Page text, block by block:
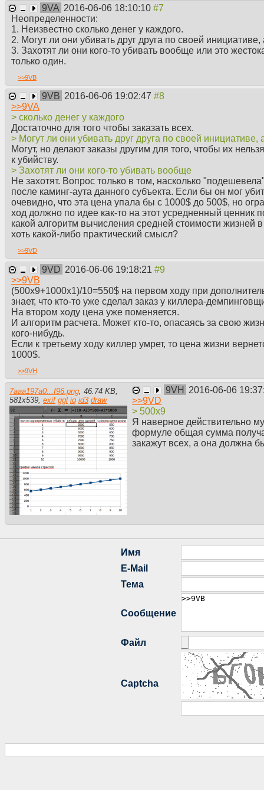
9VA 2016-06-06 18:10:10
Неопределенности:
1. Неизвестно сколько денег у каждого.
2. Могут ли они убивать друг друга по своей инициативе,
3. Захотят ли они кого-то убивать вообще или это
только один.
>>9VB
9VB 2016-06-06 19:02:47
>>9VA
> сколько денег у каждого
Достаточно для того чтобы заказать всех.
> Могут ли они убивать друг друга по своей инициативе,
Могут, но делают заказы другим для того, чтобы их
к убийству.
> Захотят ли они кого-то убивать вообще
Не захотят. Вопрос только в том, насколько
после каминг-аута данного субъекта. Если бы он мог
очевидно, что эта цена упала бы с 1000$ до 500$, но
ход должно по идее как-то на этот усредненный ценник
какой алгоритм вычисления средней стоимости жизней в
хоть какой-либо практический смысл?
>>9VD
9VD 2016-06-06 19:18:21
>>9VB
(500х9+1000х1)/10=550$ на первом ходу при
знает, что кто-то уже сделал заказ у киллера-
На втором ходу цена уже поменяется.
И алгоритм расчета. Может кто-то, опасаясь за свою
кого-нибудь.
Если к третьему ходу киллер умрет, то цена жизни
1000$.
>>9VH
7aaa197a0...f96.png 46.74 KB
581x539 exif ggl iq id3 draw
9VH
2016-06-06
>>9VD
> 500х9
Я наверное действительно
формуле общая сумма
закажут всех, а она должна